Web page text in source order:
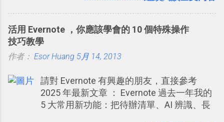
朋友又加入了哪個社團？某位好友又出現在
哪張相片中？或者有哪些朋友正熱衷於哪個
遊戲？但也正因為如此，Facebook如何分析
是很多人感到疑慮的部份，也是惡意程式有
可能利用的部份 。 最新版Facebook隱私設
定補充說明： 從Facebook隱私設定全新簡
活用 Evernote ，你應該學會的 10 個特殊操作
技巧教學
作者： Esor Huang 5月 14, 2013
請對 Evernote 有興趣的朋友，直接參考
2025 年最新文章 ： Evernote 過去一年我的
5 大常用新功能：把待辦清單、AI 辨識、長